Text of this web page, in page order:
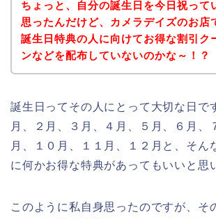
ちょっと、自分の誕生日を今日祝って
思ったんだけど、カメラデイズのお店
誕生日特典の人に向けてお得な割引ク
ンなどを配布していないのかな～！？
誕生日ってその人にとって大切な日で
月、２月、３月、４月、５月、６月、
月、１０月、１１月、１２月と、そん
に何かお得な特典があってもいいと思
このように私自身思ったのですが、そ